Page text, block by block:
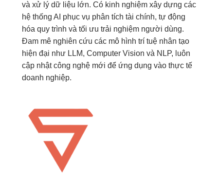
và xử lý dữ liệu lớn. Có kinh nghiệm xây dựng các
hệ thống AI phục vụ phân tích tài chính, tự động
hóa quy trình và tối ưu trải nghiệm người dùng.
Đam mê nghiên cứu các mô hình trí tuệ nhân tạo
hiện đại như LLM, Computer Vision và NLP, luôn
cập nhật công nghệ mới để ứng dụng vào thực tế
doanh nghiệp.